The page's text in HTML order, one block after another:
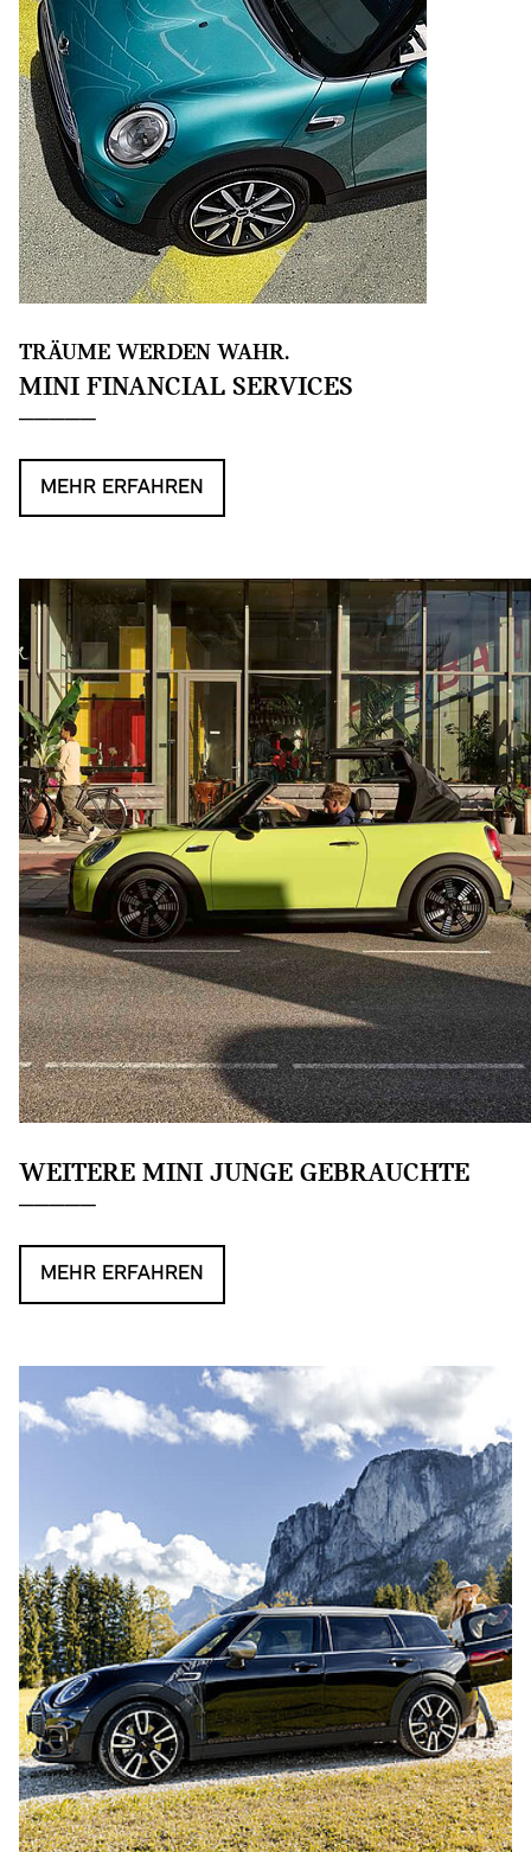
TRÄUME WERDEN WAHR.
MINI FINANCIAL SERVICES
MEHR ERFAHREN
WEITERE MINI JUNGE GEBRAUCHTE
MEHR ERFAHREN